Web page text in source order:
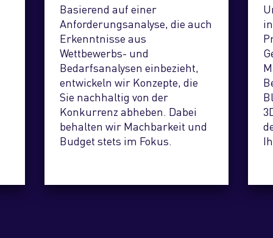
Basierend auf einer
Anforderungsanalyse, die auch
Erkenntnisse aus
Wettbewerbs- und
Bedarfsanalysen einbezieht,
entwickeln wir Konzepte, die
Sie nachhaltig von der
Konkurrenz abheben. Dabei
behalten wir Machbarkeit und
Budget stets im Fokus.